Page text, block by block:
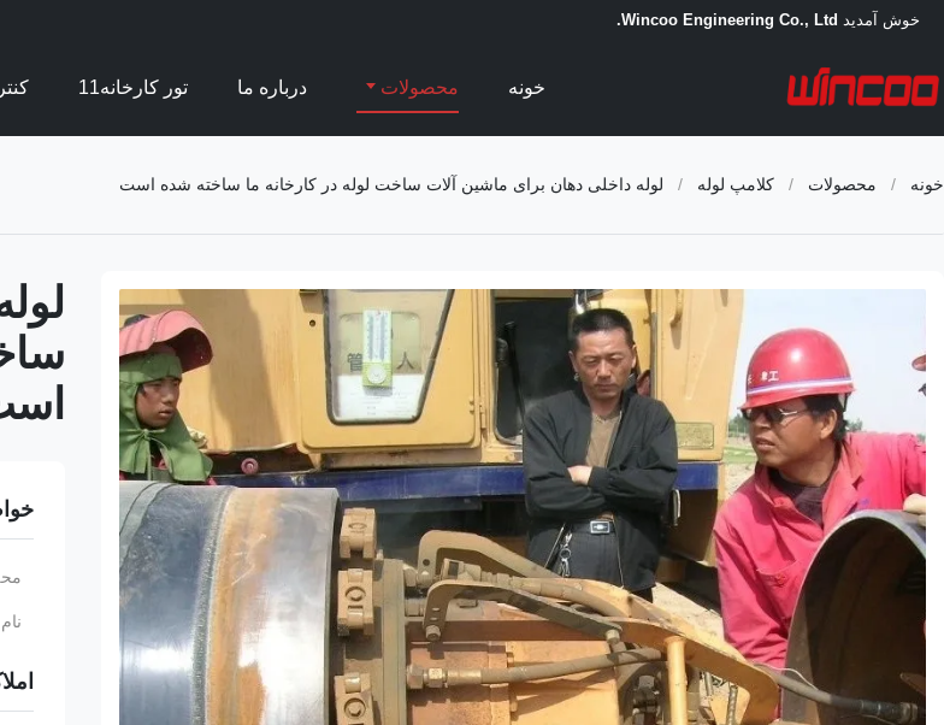
خوش آمدید Wincoo Engineering Co., Ltd.
خونه محصولات درباره ما تور کارخانه11
خونه / محصولات / کلامپ لوله / لوله داخلی دهان برای ماشین آلات ساخت لوله در کارخانه ما ساخته شده است